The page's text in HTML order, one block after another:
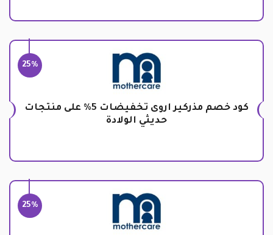
25%
كود خصم مذركير اروى تخفيضات 5% على منتجات
حديثي الولادة
25%